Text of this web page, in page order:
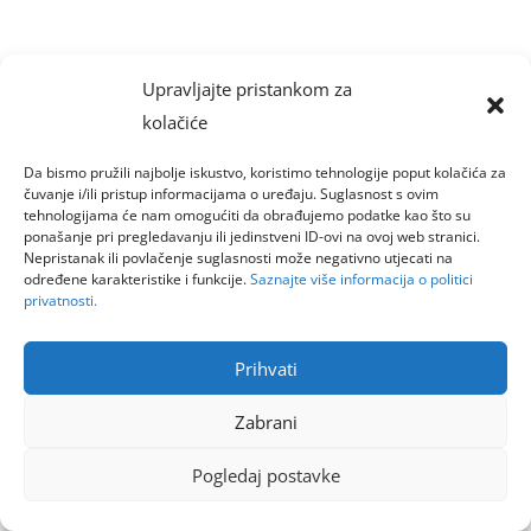
Upravljajte pristankom za
kolačiće
Da bismo pružili najbolje iskustvo, koristimo tehnologije poput kolačića za
čuvanje i/ili pristup informacijama o uređaju. Suglasnost s ovim
tehnologijama će nam omogućiti da obrađujemo podatke kao što su
ponašanje pri pregledavanju ili jedinstveni ID-ovi na ovoj web stranici.
Nepristanak ili povlačenje suglasnosti može negativno utjecati na
određene karakteristike i funkcije.Saznajte više informacija o politici
privatnosti.
Prihvati
Zabrani
Pogledaj postavke